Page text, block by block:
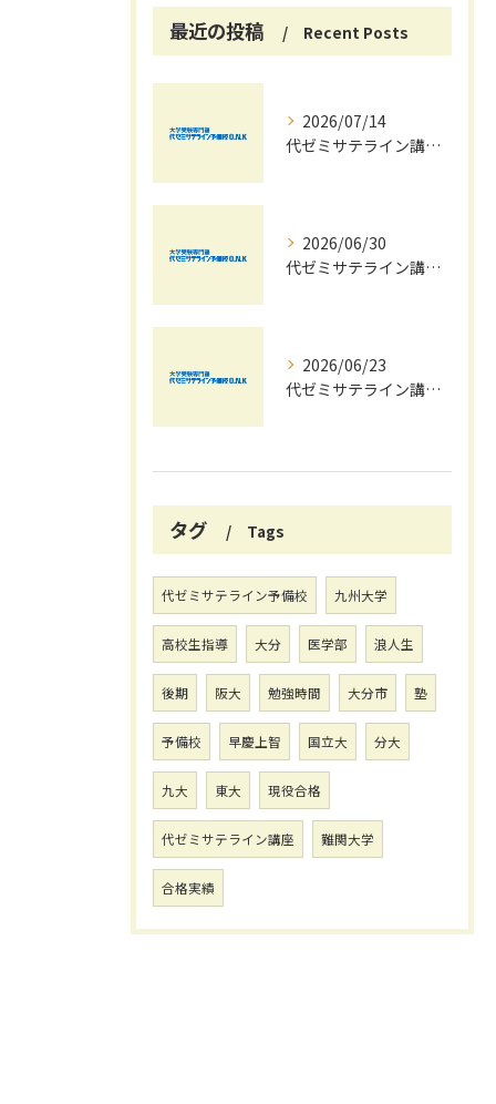
最近の投稿 Recent Posts
2026/07/14
代ゼミサテライン講座で夏期講習会を自宅受講し大学受験対策を効率化する方法
2026/06/30
代ゼミサテライン講座夏期講習会で苦手科目を短期間に得意科目へ導く学習戦略
2026/06/23
代ゼミサテライン講座を活用した夏期講習会で共通テストの最新傾向と対策を徹底攻略する方法
タグ Tags
代ゼミサテライン予備校 九州大学
高校生指導 大分 医学部 浪人生
後期 阪大 勉強時間 大分市 塾
予備校 早慶上智 国立大 分大
九大 東大 現役合格
代ゼミサテライン講座 難関大学
合格実績